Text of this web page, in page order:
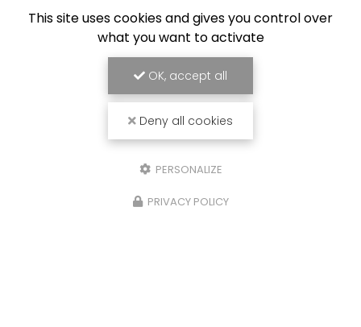
This site uses cookies and gives you control over
what you want to activate
OK, accept all
Deny all cookies
PERSONALIZE
PRIVACY POLICY